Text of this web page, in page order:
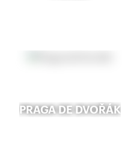
PRAGA DE DVOŘÁK